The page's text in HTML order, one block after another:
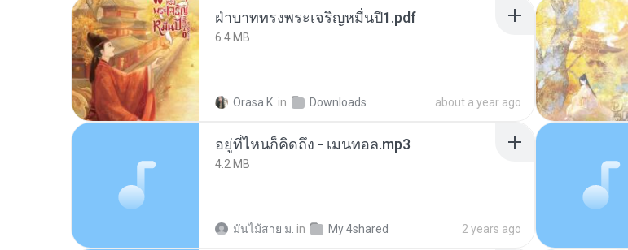
ฝ่าบาททรงพระเจริญหมื่นปี1.pdf
6.4 MB
Orasa K. in Downloads about a year ago
อยู่ที่ไหนก็คิดถึง - เมนทอล.mp3
4.2 MB
มันไม้สาย ม. in My 4shared 2 years ago